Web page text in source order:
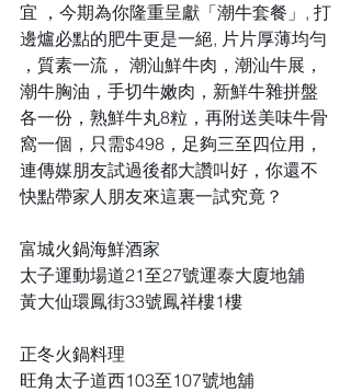
宜 ，今期為你隆重呈獻「潮牛套餐」, 打
邊爐必點的肥牛更是一絕, 片片厚薄均勻
，質素一流， 潮汕鮮牛肉，潮汕牛展，
潮牛胸油，手切牛嫩肉，新鮮牛雜拼盤
各一份，熟鮮牛丸8粒，再附送美味牛骨
窩一個，只需$498，足夠三至四位用，
連傳媒朋友試過後都大讚叫好，你還不
快點帶家人朋友來這裏一試究竟？
富城火鍋海鮮酒家
太子運動場道21至27號運泰大廈地舖
黃大仙環鳳街33號鳳祥樓1樓
正冬火鍋料理
旺角太子道西103至107號地舖